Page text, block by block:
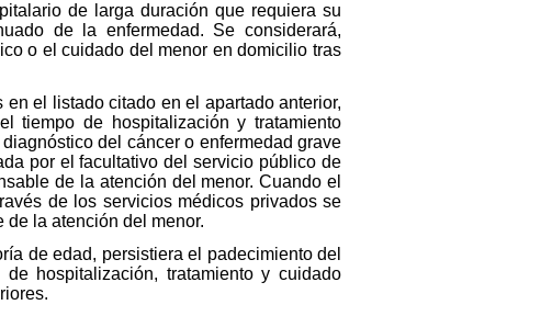
de larga duración que requiera su
de la enfermedad. Se considerará,
o el cuidado del menor en domicilio tras
el listado citado en el apartado anterior,
tiempo de hospitalización y tratamiento
del cáncer o enfermedad grave
por el facultativo del servicio público de
de la atención del menor. Cuando el
de los servicios médicos privados se
la atención del menor.
de edad, persistiera el padecimiento del
hospitalización, tratamiento y cuidado